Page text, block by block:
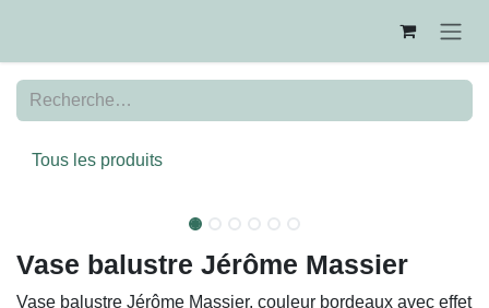
Tous les produits
Vase balustre Jérôme Massier
Vase balustre Jérôme Massier, couleur bordeaux avec